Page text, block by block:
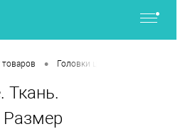
товаров • Головки цветов
Ткань.
Размер